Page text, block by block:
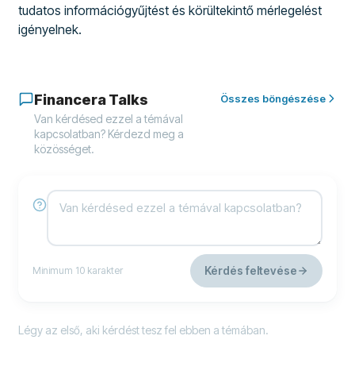
tudatos információgyűjtést és körültekintő mérlegelést
igényelnek.
Financera Talks
Van kérdésed ezzel a témával
kapcsolatban? Kérdezd meg a
közösséget.
Összes böngészése
Minimum 10 karakter Kérdés feltevése
Légy az első, aki kérdést tesz fel ebben a témában.